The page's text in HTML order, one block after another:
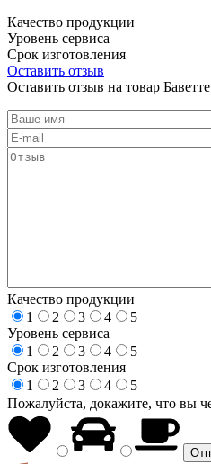
Качество продукции
Уровень сервиса
Срок изготовления
Оставить отзыв
Оставить отзыв на товар Баветте
Качество продукции
1
2 3 4
5
Уровень сервиса
1
2 3 4
5
Срок изготовления
1
2 3 4
5
Пожалуйста, докажите, что вы